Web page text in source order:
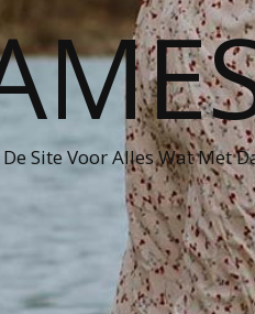
De Site Voor Alles Wat Met